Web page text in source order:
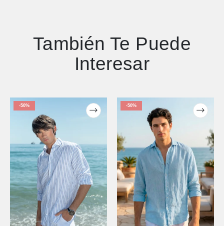
También Te Puede
Interesar
-50% -50%